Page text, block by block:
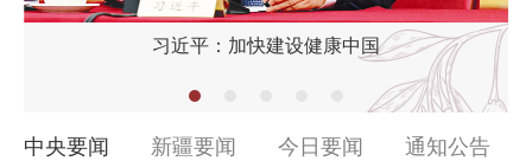
习近平：加快建设健康中国
习近平对侨务工作作出重要指示
中央要闻 新疆要闻 今日要闻 通知公告